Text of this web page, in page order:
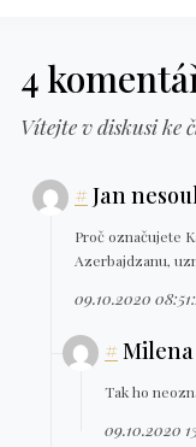
4
Vítejte v diskusi ke
#Jan
Proč označujete
Azerbajdzanu,
09.10.2020
#Milena
Tak ho
09.10.2020